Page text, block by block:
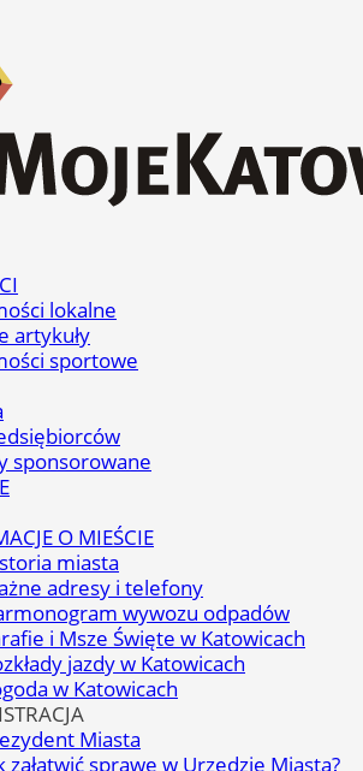
lokalne
artykuły
sportowe
sponsorowane
O MIEŚCIE
miasta
adresy i telefony
wywozu odpadów
i Msze Święte w Katowicach
jazdy w Katowicach
w Katowicach
Miasta
załatwić sprawę w Urzędzie Miasta?